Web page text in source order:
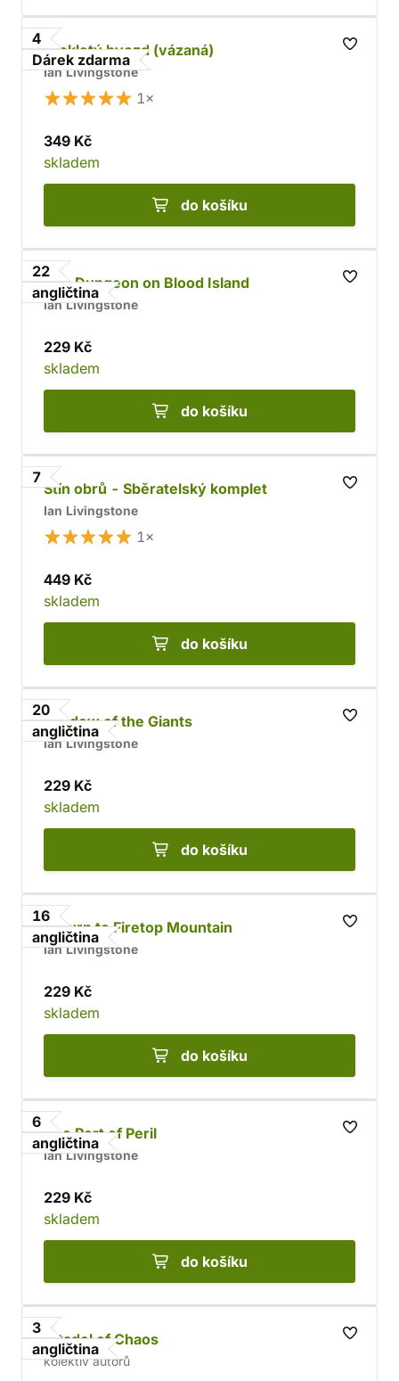
4
Dárek zdarma
Prokletý hvozd (vázaná)
Ian Livingstone
1×
349 Kč
skladem
do košíku
22
angličtina
The Dungeon on Blood Island
Ian Livingstone
229 Kč
skladem
do košíku
7
Stín obrů - Sběratelský komplet
Ian Livingstone
1×
449 Kč
skladem
do košíku
20
angličtina
Shadow of the Giants
Ian Livingstone
229 Kč
skladem
do košíku
16
angličtina
Return to Firetop Mountain
Ian Livingstone
229 Kč
skladem
do košíku
6
angličtina
The Port of Peril
Ian Livingstone
229 Kč
skladem
do košíku
3
angličtina
Citadel of Chaos
kolektiv autorů